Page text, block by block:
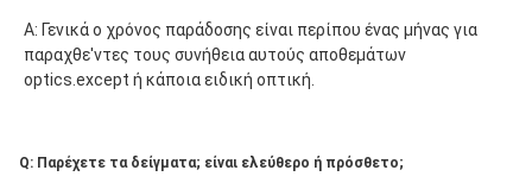
Α: Γενικά ο χρόνος παράδοσης είναι περίπου ένας μήνας για
παραχθε'ντες τους συνήθεια αυτούς αποθεμάτων
optics.except ή κάποια ειδική οπτική.
Q: Παρέχετε τα δείγματα; είναι ελεύθερο ή πρόσθετο;